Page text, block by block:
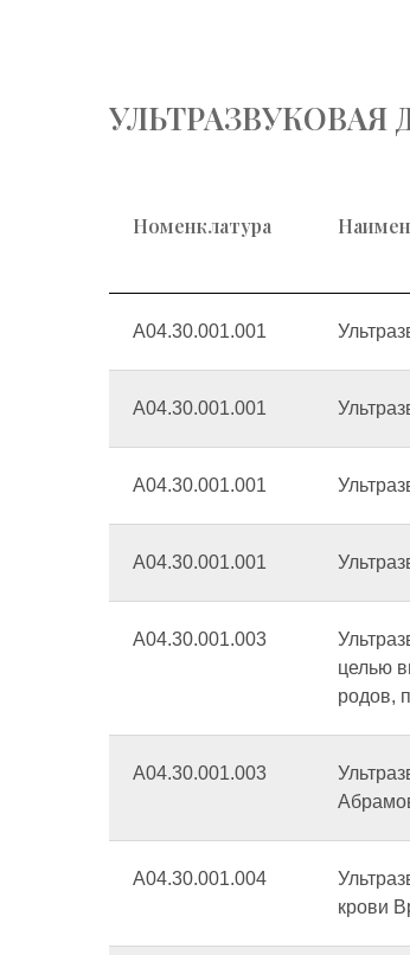
Номенклатура
А04.30.001.001
А04.30.001.001
А04.30.001.001
А04.30.001.001
А04.30.001.003
целью
родов,
А04.30.001.003
А04.30.001.004
крови